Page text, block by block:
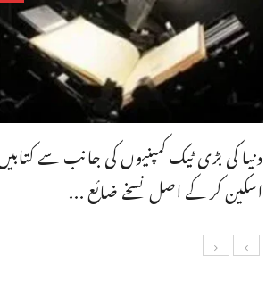
دنیا کی بڑی ٹیک کمپنیوں کی جانب سے
اسکین کر کے اصل نسخے ضائع ...